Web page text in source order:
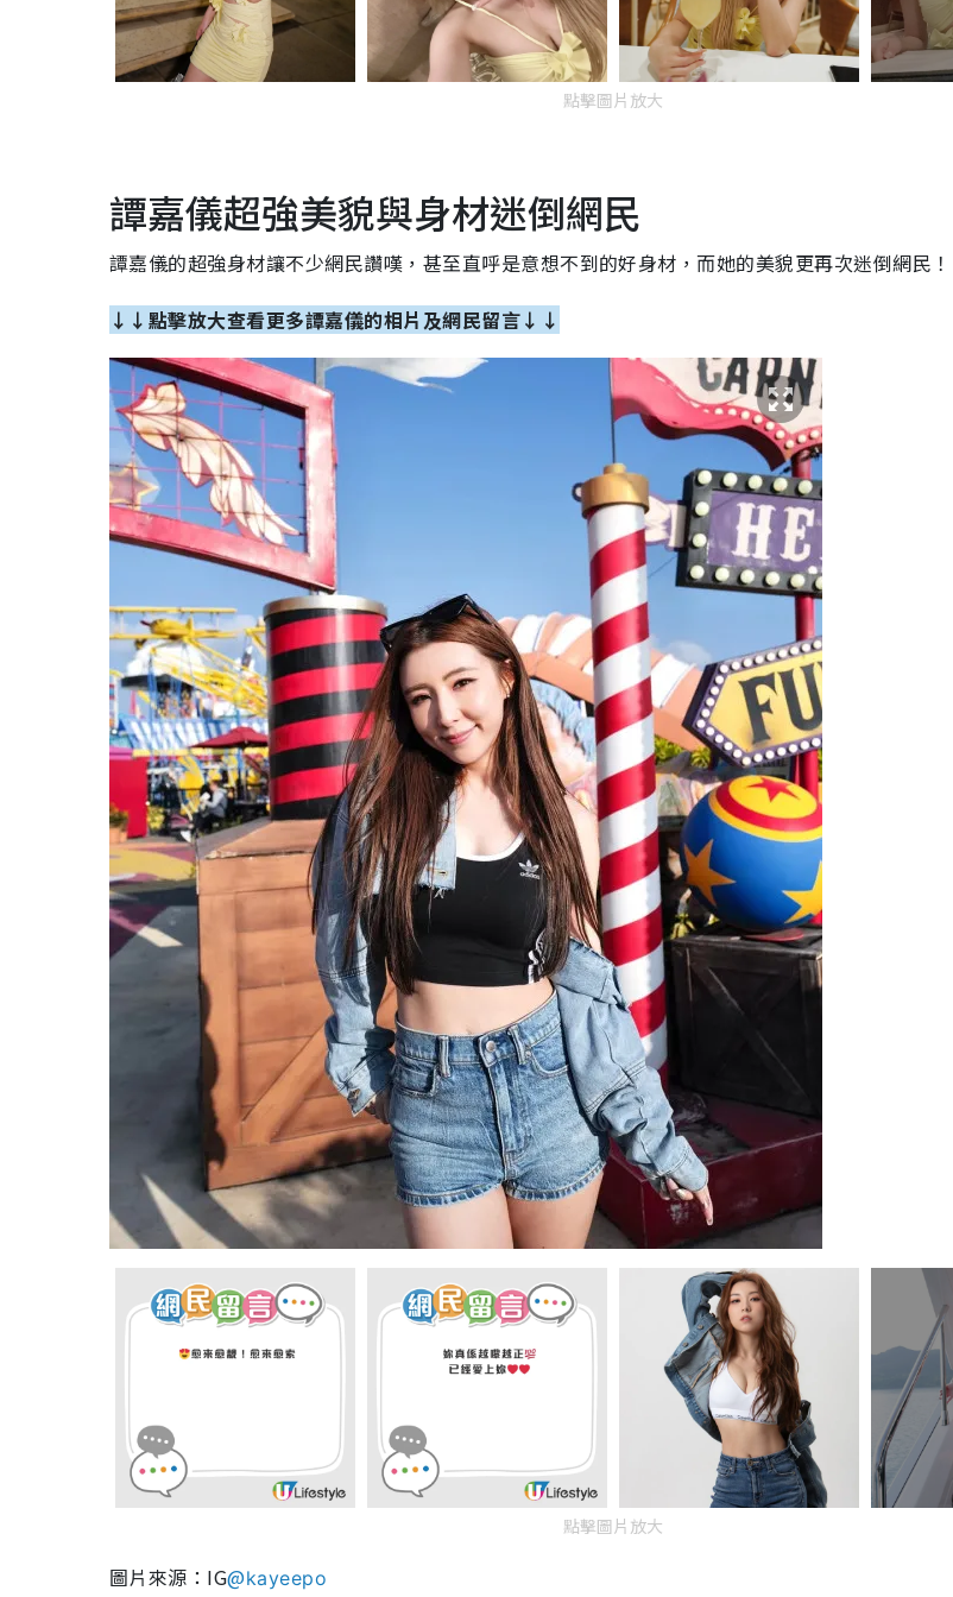
點擊圖片放大
譚嘉儀超強美貌與身材迷倒網民
譚嘉儀的超強身材讓不少網民讚嘆，甚至直呼是意想不到的好身材，而她的美貌更再次迷倒網民！
↓↓點擊放大查看更多譚嘉儀的相片及網民留言↓↓
點擊圖片放大
圖片來源：IG@kayeepo